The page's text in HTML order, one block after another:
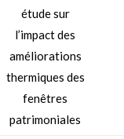
étude sur
l’impact des
améliorations
thermiques des
fenêtres
patrimoniales